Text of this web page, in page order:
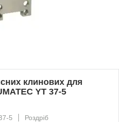
клинових для
YT 37-5
5
Роздріб